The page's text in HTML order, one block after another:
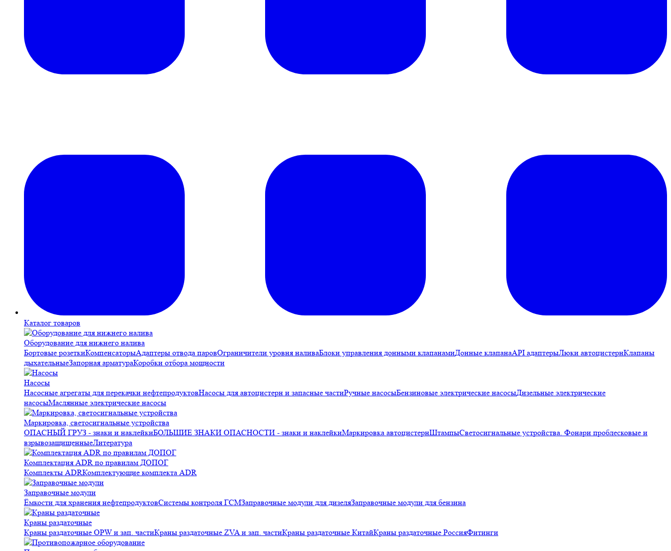
Каталог товаров
Оборудование для нижнего налива
Бортовые розеткиКомпенсаторыАдаптеры отвода паровОграничители уровня наливаБлоки управления донными клапанамиДонные клапанаAPI адаптерыЛюки автоцистернКлапаны
дыхательныеЗапорная арматураКоробки отбора мощности
Насосы
Насосные агрегаты для перекачки нефтепродуктовНасосы для автоцистерн и запасные частиРучные насосыБензиновые электрические насосыДизельные электрические
насосыМаслянные электрические насосы
Маркировка, светосигнальные устройства
ОПАСНЫЙ ГРУЗ - знаки и наклейкиБОЛЬШИЕ ЗНАКИ ОПАСНОСТИ - знаки и наклейкиМаркировка автоцистернШтампыСветосигнальные устройства. Фонари проблесковые и
взрывозащищенныеЛитература
Комплектация ADR по правилам ДОПОГ
Комплекты ADRКомплектующие комплекта ADR
Заправочные модули
Ёмкости для хранения нефтепродуктовСистемы контроля ГСМЗаправочные модули для дизеляЗаправочные модули для бензина
Краны раздаточные
Краны раздаточные OPW и зап. частиКраны раздаточные ZVA и зап. частиКраны раздаточные КитайКраны раздаточные РоссияФитинги